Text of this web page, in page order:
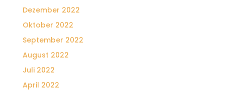
Dezember 2022
Oktober 2022
September 2022
August 2022
Juli 2022
April 2022